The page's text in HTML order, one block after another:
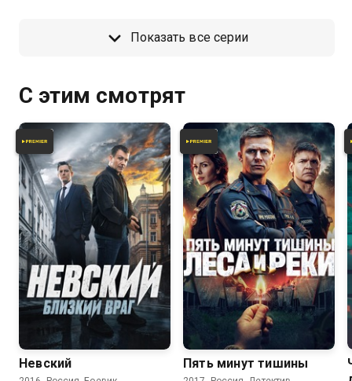
Показать все серии
С этим смотрят
Невский Пять минут тишины